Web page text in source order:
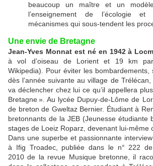
beaucoup un maître et un
l’enseignement de l’écologie
mécanismes qui sous-tendent les
Une envie de Bretagne
Jean-Yves Monnat est né en 1942 à
à vol d’oiseau de Lorient et 19 km
Wikipedia). Pour éviter les bombardements,
dès l’année suivante au village de
va déclencher chez lui ce qu’il appellera
Bretagne ». Au lycée Dupuy-de-Lôme de
de breton de Gweltaz Bernier. Étudiant à
bretonnants de la JEB (Jeunesse étudiante
stages de Loeiz Roparz, devenant lui-même
Dans une superbe et passionnante
à Ifig Troadec, publiée dans le n° 222 de
2010 de la revue Musique bretonne, il